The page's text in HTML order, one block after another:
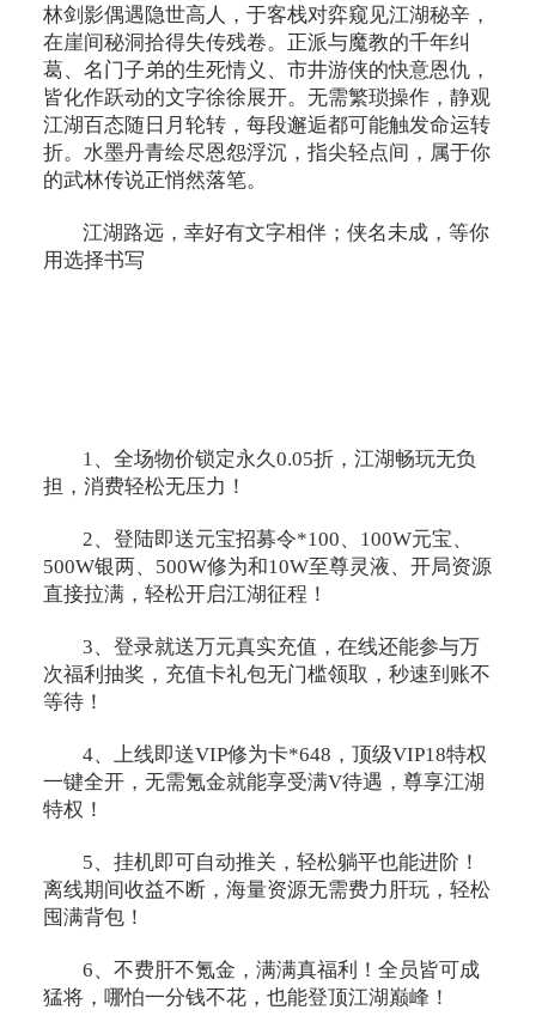
林剑影偶遇隐世高人，于客栈对弈窥见江湖秘辛，
在崖间秘洞拾得失传残卷。正派与魔教的千年纠
葛、名门子弟的生死情义、市井游侠的快意恩仇，
皆化作跃动的文字徐徐展开。无需繁琐操作，静观
江湖百态随日月轮转，每段邂逅都可能触发命运转
折。水墨丹青绘尽恩怨浮沉，指尖轻点间，属于你
的武林传说正悄然落笔。
江湖路远，幸好有文字相伴；侠名未成，等你
用选择书写
1、全场物价锁定永久0.05折，江湖畅玩无负
担，消费轻松无压力！
2、登陆即送元宝招募令*100、100W元宝、
500W银两、500W修为和10W至尊灵液、开局资源
直接拉满，轻松开启江湖征程！
3、登录就送万元真实充值，在线还能参与万
次福利抽奖，充值卡礼包无门槛领取，秒速到账不
等待！
4、上线即送VIP修为卡*648，顶级VIP18特权
一键全开，无需氪金就能享受满V待遇，尊享江湖
特权！
5、挂机即可自动推关，轻松躺平也能进阶！
离线期间收益不断，海量资源无需费力肝玩，轻松
囤满背包！
6、不费肝不氪金，满满真福利！全员皆可成
猛将，哪怕一分钱不花，也能登顶江湖巅峰！